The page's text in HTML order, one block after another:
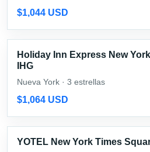
$1,044 USD
Holiday Inn Express New
IHG
Nueva York · 3 estrellas
$1,064 USD
YOTEL New York Times